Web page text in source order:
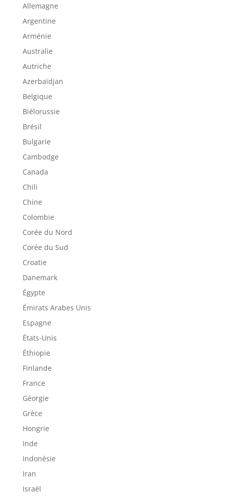
Allemagne
Argentine
Arménie
Australie
Autriche
Azerbaïdjan
Belgique
Biélorussie
Brésil
Bulgarie
Cambodge
Canada
Chili
Chine
Colombie
Corée du Nord
Corée du Sud
Croatie
Danemark
Égypte
Émirats Arabes Unis
Espagne
États-Unis
Éthiopie
Finlande
France
Géorgie
Grèce
Hongrie
Inde
Indonésie
Iran
Israël